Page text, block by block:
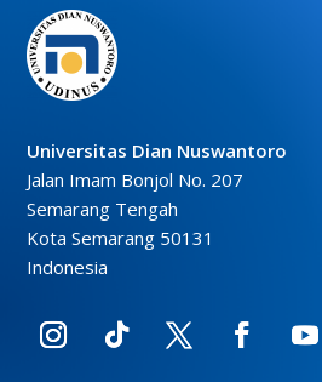
Universitas Dian Nuswantoro
Jalan Imam Bonjol No. 207
Semarang Tengah
Kota Semarang 50131
Indonesia